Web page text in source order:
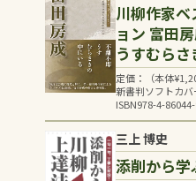
川柳作家
ョン 富田
うすむら
定価：（本体¥
新書判ソフトカバ
ISBN978-4-
三上 博史
添削から